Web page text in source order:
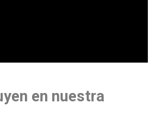
en nuestra